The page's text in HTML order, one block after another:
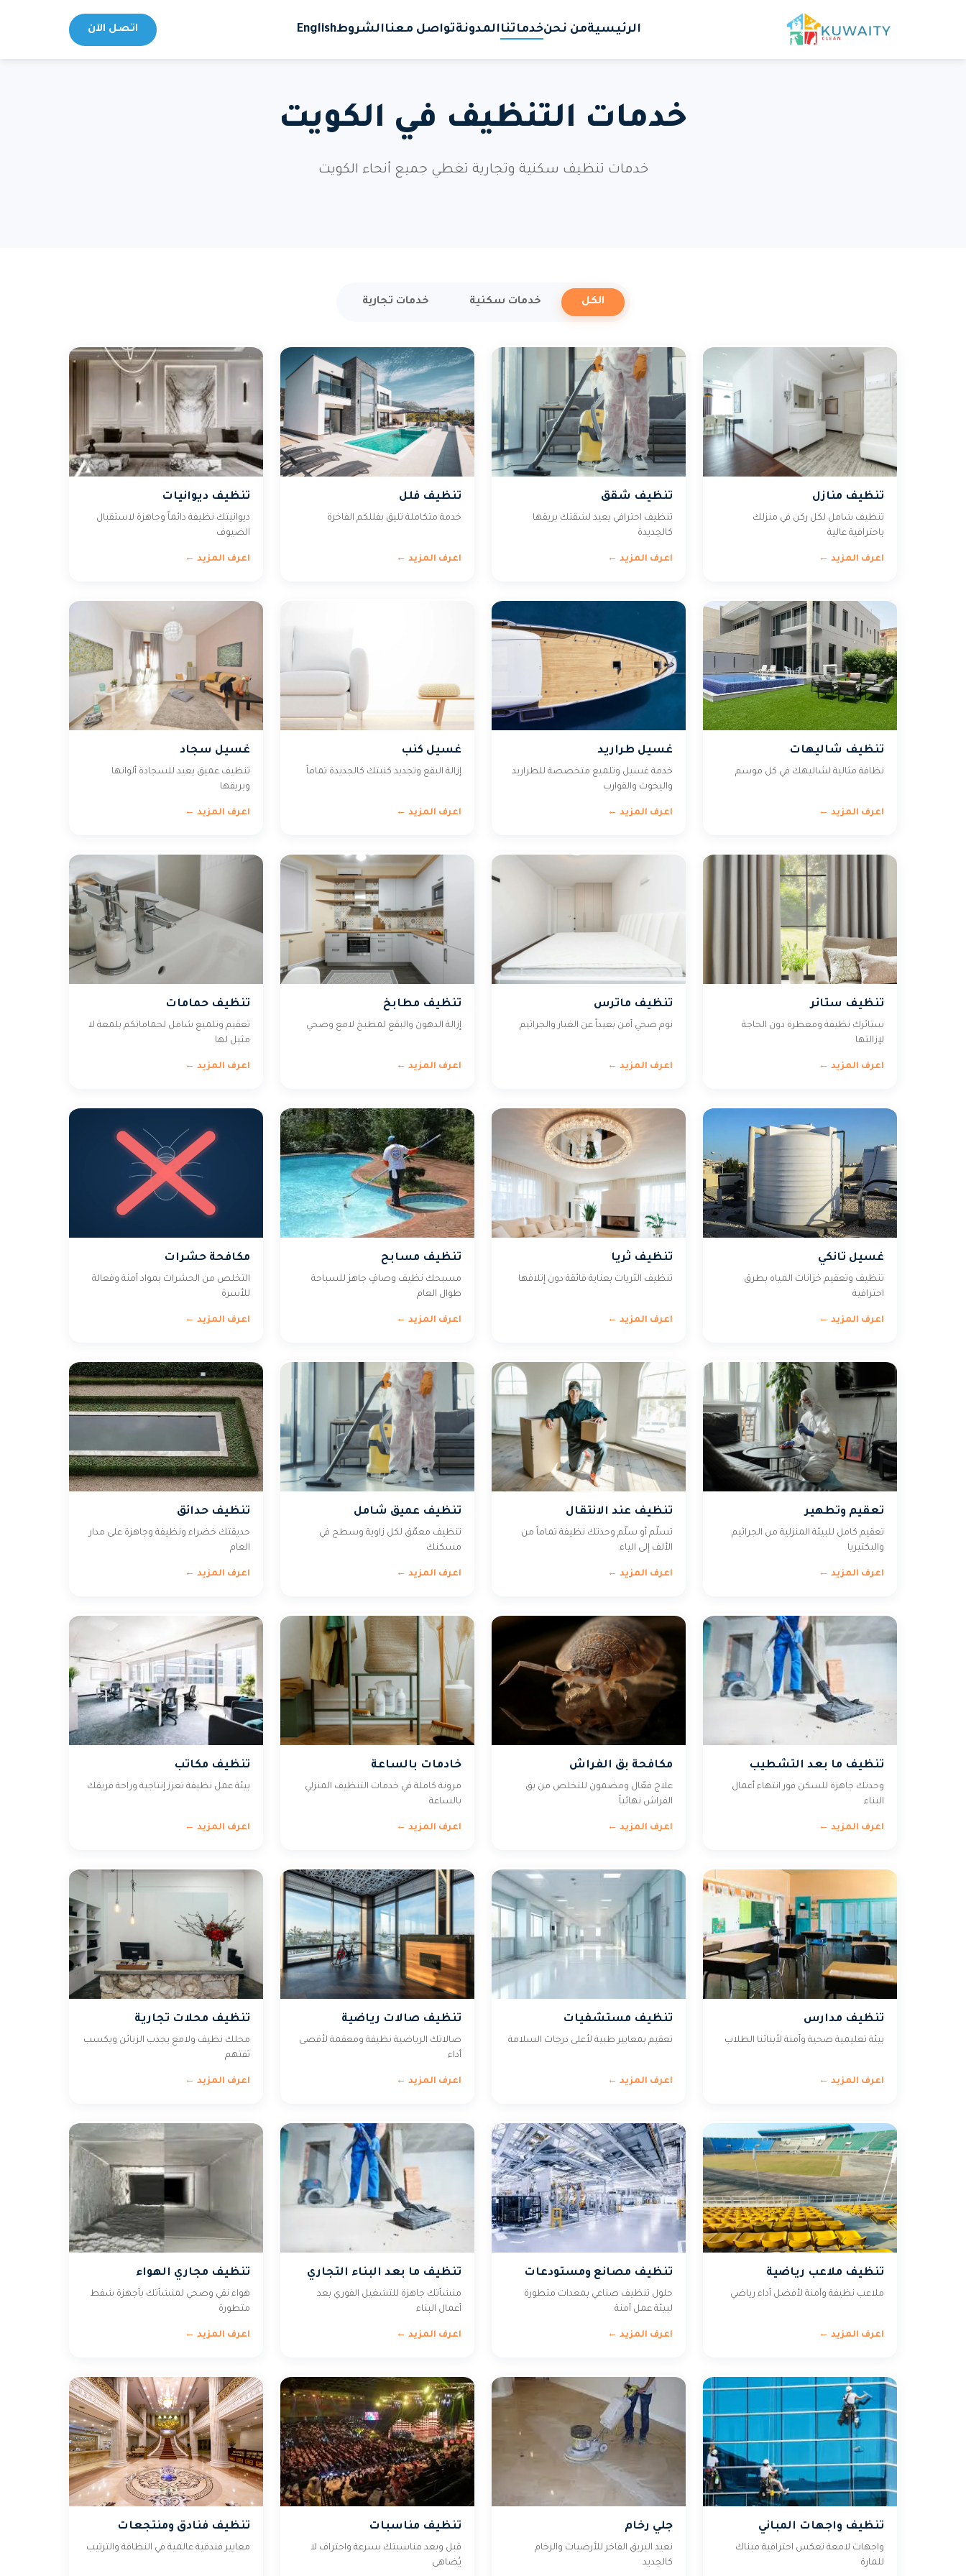
الرئيسيةمن نحنخدماتناالمدونةتواصل معناالشروطEnglish اتصل الآن
خدمات التنظيف في الكويت
خدمات تنظيف سكنية وتجارية تغطي جميع أنحاء الكويت
الكل خدمات سكنية خدمات تجارية
تنظيف منازل
تنظيف شامل لكل ركن في منزلك
باحترافية عالية
اعرف المزيد ←
تنظيف شقق
تنظيف احترافي يعيد لشقتك بريقها
كالجديدة
اعرف المزيد ←
تنظيف فلل
خدمة متكاملة تليق بفللكم الفاخرة
اعرف المزيد ←
تنظيف ديوانيات
ديوانيتك نظيفة دائماً وجاهزة لاستقبال
الضيوف
اعرف المزيد ←
تنظيف شاليهات
نظافة مثالية لشاليهك في كل موسم
اعرف المزيد ←
غسيل طراريد
خدمة غسيل وتلميع متخصصة للطراريد
واليخوت والقوارب
اعرف المزيد ←
غسيل كنب
إزالة البقع وتجديد كنبتك كالجديدة تماماً
اعرف المزيد ←
غسيل سجاد
تنظيف عميق يعيد للسجادة ألوانها
وبريقها
اعرف المزيد ←
تنظيف ستائر
ستائرك نظيفة ومعطرة دون الحاجة
لإزالتها
اعرف المزيد ←
تنظيف ماترس
نوم صحي آمن بعيداً عن الغبار والجراثيم
اعرف المزيد ←
تنظيف مطابخ
إزالة الدهون والبقع لمطبخ لامع وصحي
اعرف المزيد ←
تنظيف حمامات
تعقيم وتلميع شامل لحماماتكم بلمعة لا
مثيل لها
اعرف المزيد ←
غسيل تانكي
تنظيف وتعقيم خزانات المياه بطرق
احترافية
اعرف المزيد ←
تنظيف ثريا
تنظيف الثريات بعناية فائقة دون إتلافها
اعرف المزيد ←
تنظيف مسابح
مسبحك نظيف وصافٍ جاهز للسباحة
طوال العام
اعرف المزيد ←
مكافحة حشرات
التخلص من الحشرات بمواد آمنة وفعالة
للأسرة
اعرف المزيد ←
تعقيم وتطهير
تعقيم كامل للبيئة المنزلية من الجراثيم
والبكتيريا
اعرف المزيد ←
تنظيف عند الانتقال
تسلّم أو سلّم وحدتك نظيفة تماماً من
الألف إلى الياء
اعرف المزيد ←
تنظيف عميق شامل
تنظيف معمّق لكل زاوية وسطح في
مسكنك
اعرف المزيد ←
تنظيف حدائق
حديقتك خضراء ونظيفة وجاهزة على مدار
العام
اعرف المزيد ←
تنظيف ما بعد التشطيب
وحدتك جاهزة للسكن فور انتهاء أعمال
البناء
اعرف المزيد ←
مكافحة بق الفراش
علاج فعّال ومضمون للتخلص من بق
الفراش نهائياً
اعرف المزيد ←
خادمات بالساعة
مرونة كاملة في خدمات التنظيف المنزلي
بالساعة
اعرف المزيد ←
تنظيف مكاتب
بيئة عمل نظيفة تعزز إنتاجية وراحة فريقك
اعرف المزيد ←
تنظيف مدارس
بيئة تعليمية صحية وآمنة لأبنائنا الطلاب
اعرف المزيد ←
تنظيف مستشفيات
تعقيم بمعايير طبية لأعلى درجات السلامة
اعرف المزيد ←
تنظيف صالات رياضية
صالاتك الرياضية نظيفة ومعقمة لأقصى
أداء
اعرف المزيد ←
تنظيف محلات تجارية
محلك نظيف ولامع يجذب الزبائن ويكسب
ثقتهم
اعرف المزيد ←
تنظيف ملاعب رياضية
ملاعب نظيفة وآمنة لأفضل أداء رياضي
اعرف المزيد ←
تنظيف مصانع ومستودعات
حلول تنظيف صناعي بمعدات متطورة
لبيئة عمل آمنة
اعرف المزيد ←
تنظيف ما بعد البناء التجاري
منشأتك جاهزة للتشغيل الفوري بعد
أعمال البناء
اعرف المزيد ←
تنظيف مجاري الهواء
هواء نقي وصحي لمنشأتك بأجهزة شفط
متطورة
اعرف المزيد ←
تنظيف واجهات المباني
واجهات لامعة تعكس احترافية مبناك
للمارة
جلي رخام
نعيد البريق الفاخر للأرضيات والرخام
كالجديد
تنظيف مناسبات
قبل وبعد مناسبتك بسرعة واحتراف لا
يُضاهى
تنظيف فنادق ومنتجعات
معايير فندقية عالمية في النظافة والترتيب